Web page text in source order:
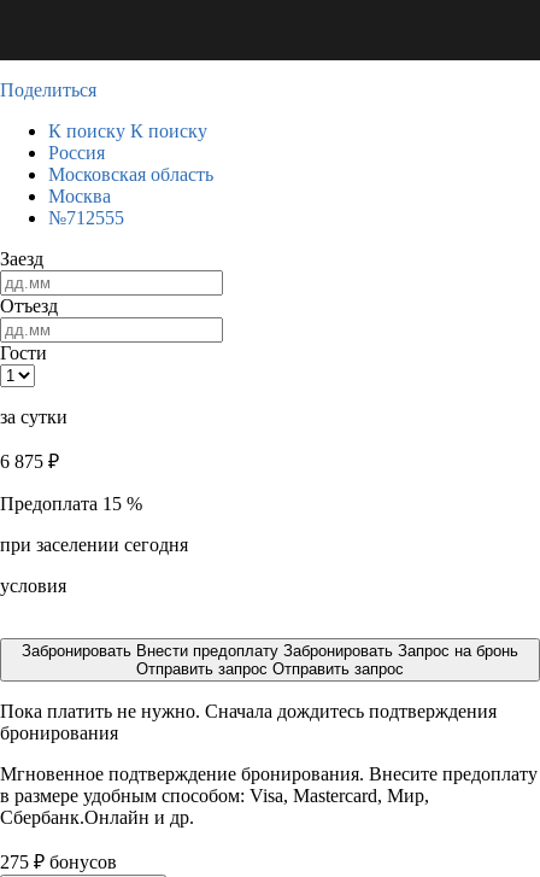
Поделиться
К поиску К поиску
Россия
Московская область
Москва
№712555
Заезд
Отъезд
Гости
за сутки
6 875 ₽
Предоплата 15 %
при заселении сегодня
условия
Забронировать Внести предоплату Забронировать Запрос на бронь
Отправить запрос Отправить запрос
Пока платить не нужно. Сначала дождитесь подтверждения
бронирования
Мгновенное подтверждение бронирования. Внесите предоплату
в размере удобным способом: Visa, Mastercard, Мир,
Сбербанк.Онлайн и др.
275 ₽ бонусов